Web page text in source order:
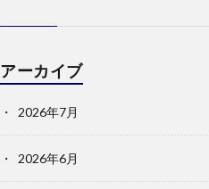
アーカイブ
2026年7月
2026年6月